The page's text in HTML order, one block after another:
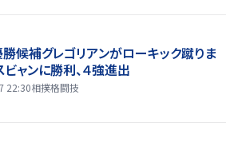
勝候補グレゴリアンがローキック蹴りま
ビャンに勝利、４強進出
22:30相撲格闘技